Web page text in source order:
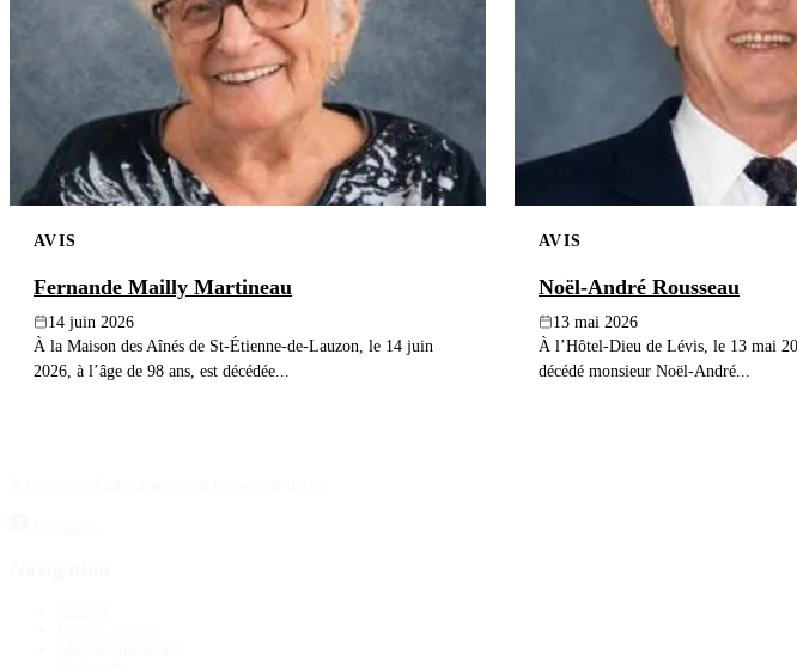
AVIS
Fernande Mailly Martineau
14 juin 2026
À la Maison des Aînés de St-Étienne-de-Lauzon, le 14 juin
2026, à l’âge de 98 ans, est décédée...
AVIS
Noël-André Rousseau
13 mai 2026
À l’Hôtel-Dieu de Lévis, le 13 mai
décédé monsieur Noël-André...